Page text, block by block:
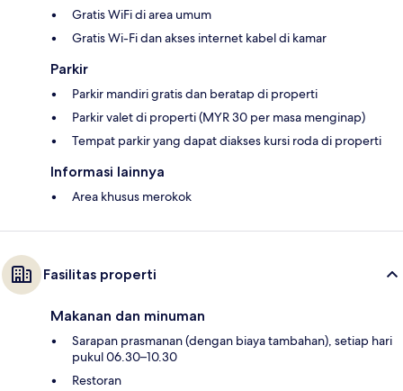
Gratis WiFi di area umum
Gratis Wi-Fi dan akses internet kabel di kamar
Parkir
Parkir mandiri gratis dan beratap di properti
Parkir valet di properti (MYR 30 per masa menginap)
Tempat parkir yang dapat diakses kursi roda di properti
Informasi lainnya
Area khusus merokok
Fasilitas properti
Makanan dan minuman
Sarapan prasmanan (dengan biaya tambahan), setiap hari
pukul 06.30–10.30
Restoran